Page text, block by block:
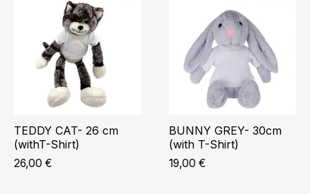
TEDDY CAT- 26 cm
(withT-Shirt)
26,00 €
BUNNY GREY- 30cm
(with T-Shirt)
19,00 €